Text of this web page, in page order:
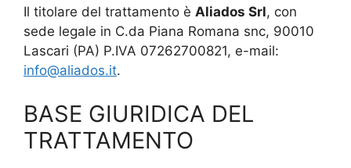
Il titolare del trattamento è Aliados Srl, con
sede legale in C.da Piana Romana snc, 90010
Lascari (PA) P.IVA 07262700821, e-mail:
info@aliados.it.
BASE GIURIDICA DEL
TRATTAMENTO